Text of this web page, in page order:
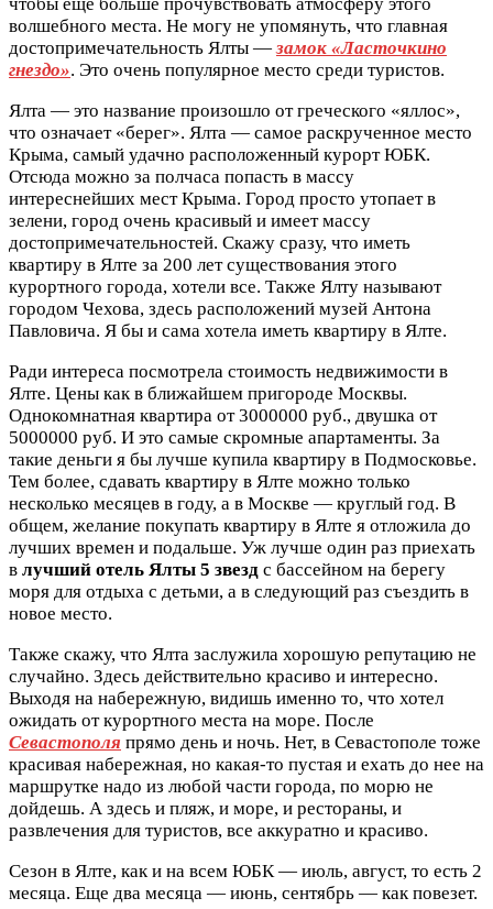
чтобы еще больше прочувствовать атмосферу этого
волшебного места. Не могу не упомянуть, что главная
достопримечательность Ялты —замок «Ласточкино
гнездо». Это очень популярное место среди туристов.
Ялта — это название произошло от греческого «яллос»,
что означает «берег». Ялта — самое раскрученное место
Крыма, самый удачно расположенный курорт ЮБК.
Отсюда можно за полчаса попасть в массу
интереснейших мест Крыма. Город просто утопает в
зелени, город очень красивый и имеет массу
достопримечательностей. Скажу сразу, что иметь
квартиру в Ялте за 200 лет существования этого
курортного города, хотели все. Также Ялту называют
городом Чехова, здесь расположений музей Антона
Павловича. Я бы и сама хотела иметь квартиру в Ялте.
Ради интереса посмотрела стоимость недвижимости в
Ялте. Цены как в ближайшем пригороде Москвы.
Однокомнатная квартира от 3000000 руб., двушка от
5000000 руб. И это самые скромные апартаменты. За
такие деньги я бы лучше купила квартиру в Подмосковье.
Тем более, сдавать квартиру в Ялте можно только
несколько месяцев в году, а в Москве — круглый год. В
общем, желание покупать квартиру в Ялте я отложила до
лучших времен и подальше. Уж лучше один раз приехать
в лучший отель Ялты 5 звезд с бассейном на берегу
моря для отдыха с детьми, а в следующий раз съездить в
новое место.
Также скажу, что Ялта заслужила хорошую репутацию не
случайно. Здесь действительно красиво и интересно.
Выходя на набережную, видишь именно то, что хотел
ожидать от курортного места на море. После
Севастополя прямо день и ночь. Нет, в Севастополе тоже
красивая набережная, но какая-то пустая и ехать до нее на
маршрутке надо из любой части города, по морю не
дойдешь. А здесь и пляж, и море, и рестораны, и
развлечения для туристов, все аккуратно и красиво.
Сезон в Ялте, как и на всем ЮБК — июль, август, то есть 2
месяца. Еще два месяца — июнь, сентябрь — как повезет.